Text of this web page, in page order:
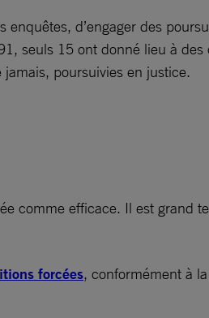
d’engager des
seuls 15 ont donné lieu à
poursuivies en justice.
comme efficace. Il est grand
forcées, conformément à